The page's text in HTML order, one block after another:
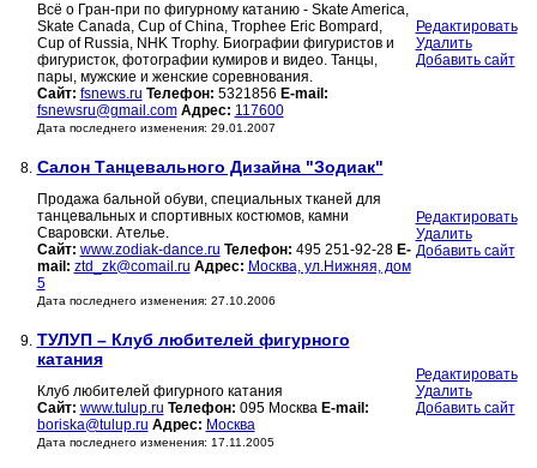
Всё о Гран-при по фигурному катанию - Skate America,
Skate Canada, Cup of China, Trophee Eric Bompard,
Cup of Russia, NHK Trophy. Биографии фигуристов и
фигуристок, фотографии кумиров и видео. Танцы,
пары, мужские и женские соревнования.
Сайт: fsnews.ru Телефон: 5321856 E-mail:
fsnewsru@gmail.com Адрес: 117600
Дата последнего изменения: 29.01.2007
Редактировать
Удалить
Добавить сайт
8. Салон Танцевального Дизайна "Зодиак"
Продажа бальной обуви, специальных тканей для
танцевальных и спортивных костюмов, камни
Сваровски. Ателье.
Сайт: www.zodiak-dance.ru Телефон: 495 251-92-28 E-
mail: ztd_zk@comail.ru Адрес: Москва, ул.Нижняя, дом
5
Дата последнего изменения: 27.10.2006
Редактировать
Удалить
Добавить сайт
9. ТУЛУП – Клуб любителей фигурного
катания
Клуб любителей фигурного катания
Сайт: www.tulup.ru Телефон: 095 Москва E-mail:
boriska@tulup.ru Адрес: Москва
Дата последнего изменения: 17.11.2005
Редактировать
Удалить
Добавить сайт